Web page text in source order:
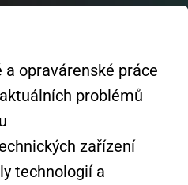
a opravárenské práce
problémů
zařízení
technologií a